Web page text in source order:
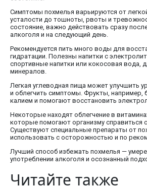
Симптомы похмелья варьируются от
усталости до тошноты, рвоты и
состояние, важно действовать сразу
алкоголя и на следующий день.
Рекомендуется пить много воды для
гидратации. Полезны напитки с
спортивные напитки или кокосовая вода,
минералов.
Легкая углеводная пища может улучшить
и облегчить симптомы. Фрукты, например,
калием и помогают восстановить
Некоторые находят облегчение в
которые помогают организму справиться
Существуют специальные препараты от
использовать с осторожностью и по
Лучший способ избежать похмелья —
употреблении алкоголя и осознанный
Читайте также